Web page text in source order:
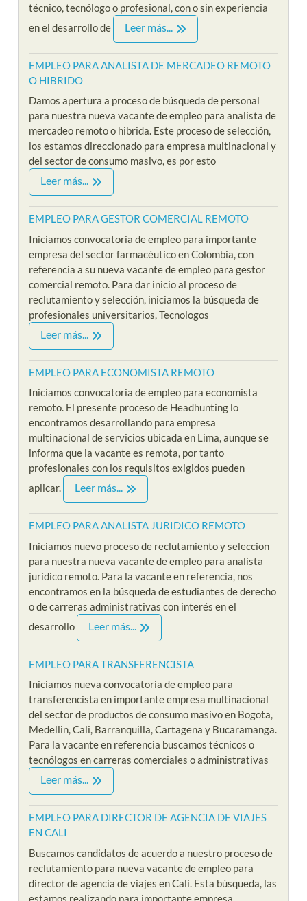
técnico, tecnólogo o profesional, con o sin experiencia
en el desarrollo de
Leer más...
EMPLEO PARA ANALISTA DE MERCADEO REMOTO
O HIBRIDO
Damos apertura a proceso de búsqueda de personal
para nuestra nueva vacante de empleo para analista de
mercadeo remoto o hibrida. Este proceso de selección,
los estamos direccionado para empresa multinacional y
del sector de consumo masivo, es por esto
Leer más...
EMPLEO PARA GESTOR COMERCIAL REMOTO
Iniciamos convocatoria de empleo para importante
empresa del sector farmacéutico en Colombia, con
referencia a su nueva vacante de empleo para gestor
comercial remoto. Para dar inicio al proceso de
reclutamiento y selección, iniciamos la búsqueda de
profesionales universitarios, Tecnologos
Leer más...
EMPLEO PARA ECONOMISTA REMOTO
Iniciamos convocatoria de empleo para economista
remoto. El presente proceso de Headhunting lo
encontramos desarrollando para empresa
multinacional de servicios ubicada en Lima, aunque se
informa que la vacante es remota, por tanto
profesionales con los requisitos exigidos pueden
aplicar.
Leer más...
EMPLEO PARA ANALISTA JURIDICO REMOTO
Iniciamos nuevo proceso de reclutamiento y seleccion
para nuestra nueva vacante de empleo para analista
jurídico remoto. Para la vacante en referencia, nos
encontramos en la búsqueda de estudiantes de derecho
o de carreras administrativas con interés en el
desarrollo
Leer más...
EMPLEO PARA TRANSFERENCISTA
Iniciamos nueva convocatoria de empleo para
transferencista en importante empresa multinacional
del sector de productos de consumo masivo en Bogota,
Medellin, Cali, Barranquilla, Cartagena y Bucaramanga.
Para la vacante en referencia buscamos técnicos o
tecnólogos en carreras comerciales o administrativas
Leer más...
EMPLEO PARA DIRECTOR DE AGENCIA DE VIAJES
EN CALI
Buscamos candidatos de acuerdo a nuestro proceso de
reclutamiento para nueva vacante de empleo para
director de agencia de viajes en Cali. Esta búsqueda, las
estamos realizando para importante empresa